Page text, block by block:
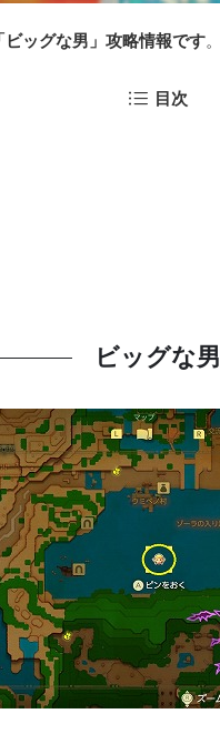
ッグな男」攻略情報です。
目次
ビッグな男